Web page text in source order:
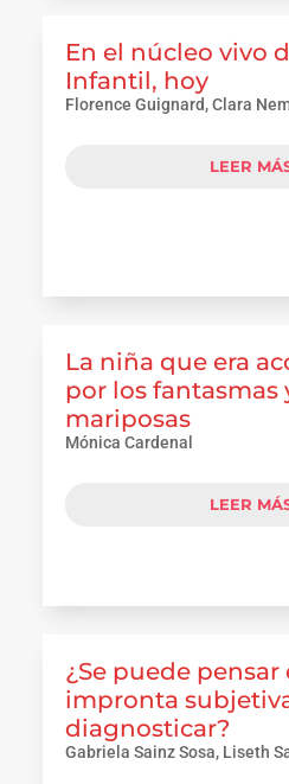
En el núcleo vivo
Infantil, hoy
Florence Guignard, Clara
LEER
La niña que era
por los fantasmas
mariposas
Mónica Cardenal
LEER
¿Se puede pensar
impronta
diagnosticar?
Gabriela Sainz Sosa, Liseth